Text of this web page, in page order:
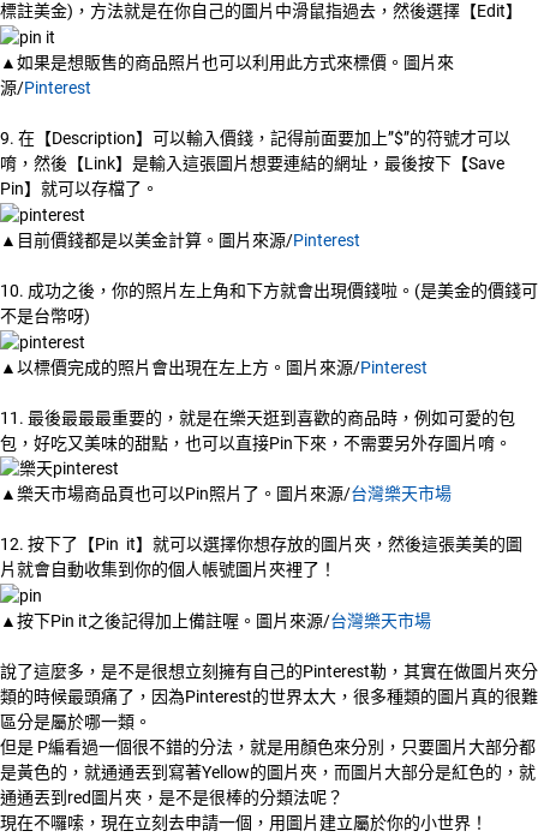
標註美金)，方法就是在你自己的圖片中滑鼠指過去，然後選擇【Edit】
▲如果是想販售的商品照片也可以利用此方式來標價。圖片來
源/Pinterest
9. 在【Description】可以輸入價錢，記得前面要加上”$”的符號才可以
唷，然後【Link】是輸入這張圖片想要連結的網址，最後按下【Save
Pin】就可以存檔了。
▲目前價錢都是以美金計算。圖片來源/Pinterest
10. 成功之後，你的照片左上角和下方就會出現價錢啦。(是美金的價錢可
不是台幣呀)
▲以標價完成的照片會出現在左上方。圖片來源/Pinterest
11. 最後最最最重要的，就是在樂天逛到喜歡的商品時，例如可愛的包
包，好吃又美味的甜點，也可以直接Pin下來，不需要另外存圖片唷。
▲樂天市場商品頁也可以Pin照片了。圖片來源/台灣樂天市場
12. 按下了【Pin it】就可以選擇你想存放的圖片夾，然後這張美美的圖
片就會自動收集到你的個人帳號圖片夾裡了！
▲按下Pin it之後記得加上備註喔。圖片來源/台灣樂天市場
說了這麼多，是不是很想立刻擁有自己的Pinterest勒，其實在做圖片夾分
類的時候最頭痛了，因為Pinterest的世界太大，很多種類的圖片真的很難
區分是屬於哪一類。
但是 P編看過一個很不錯的分法，就是用顏色來分別，只要圖片大部分都
是黃色的，就通通丟到寫著Yellow的圖片夾，而圖片大部分是紅色的，就
通通丟到red圖片夾，是不是很棒的分類法呢？
現在不囉嗦，現在立刻去申請一個，用圖片建立屬於你的小世界！